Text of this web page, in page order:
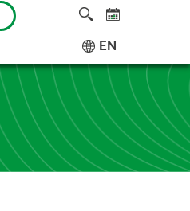
EN